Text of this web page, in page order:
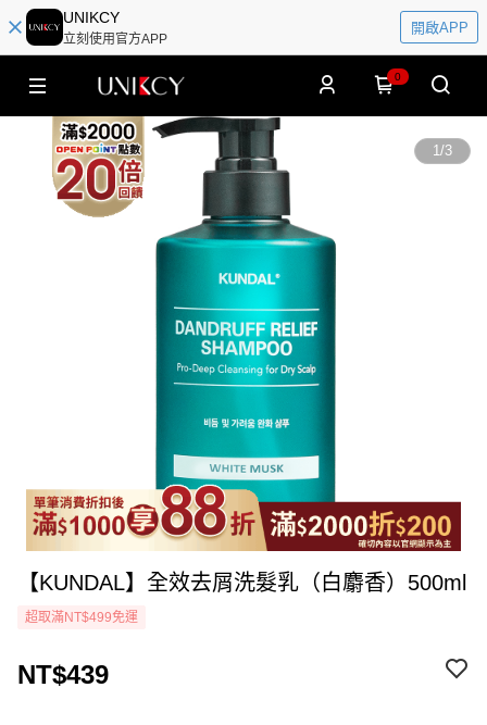
UNIKCY
立刻使用官方APP
開啟APP
0
1/3
【KUNDAL】全效去屑洗髮乳（白麝香）500ml
超取滿NT$499免運
NT$439